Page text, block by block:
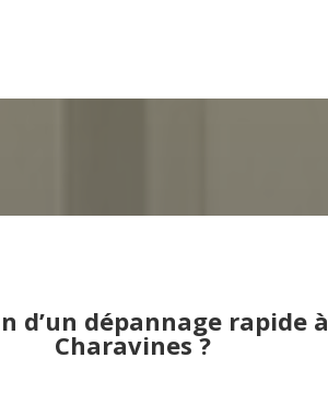
d’un dépannage rapide à
Charavines ?